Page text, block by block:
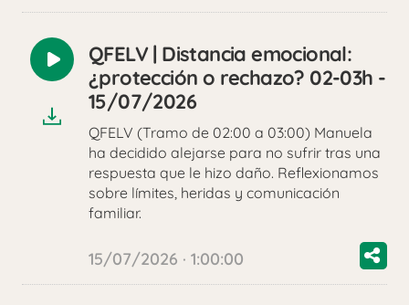
Reproducir
audio
QFELV | Distancia emocional:
¿protección o rechazo? 02-03h -
15/07/2026
QFELV (Tramo de 02:00 a 03:00) Manuela
ha decidido alejarse para no sufrir tras una
respuesta que le hizo daño. Reflexionamos
sobre límites, heridas y comunicación
familiar.
15/07/2026 · 1:00:00